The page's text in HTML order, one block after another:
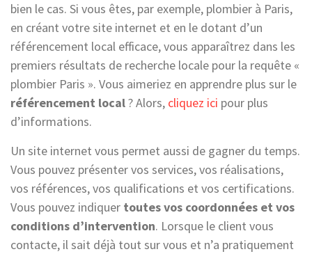
bien le cas. Si vous êtes, par exemple, plombier à Paris,
en créant votre site internet et en le dotant d’un
référencement local efficace, vous apparaîtrez dans les
premiers résultats de recherche locale pour la requête «
plombier Paris ». Vous aimeriez en apprendre plus sur le
référencement local? Alors, cliquez ici pour plus
d’informations.
Un site internet vous permet aussi de gagner du temps.
Vous pouvez présenter vos services, vos réalisations,
vos références, vos qualifications et vos certifications.
Vous pouvez indiquer toutes vos coordonnées et vos
conditions d’intervention. Lorsque le client vous
contacte, il sait déjà tout sur vous et n’a pratiquement